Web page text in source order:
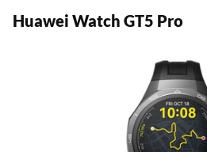
Huawei Watch GT5 Pro